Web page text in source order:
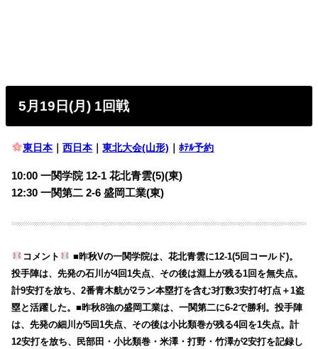
5月19日(月) 1回戦
東日本｜西日本｜東北大会(山形) ｜ﾎﾃﾙ予約
10:00 一関学院 12-1 花北青雲(5)(東)
12:30 一関第二 2-6 盛岡工業(東)
コメント
■昨秋Vの一関学院は、花北青雲に12-1(5回コールド)。
投手陣は、先発の石川が4回1失点、その後は淵上が残る1回を無失点。
計9安打を放ち、2番青木航が2ラン本塁打を含む3打数3安打4打点＋1盗
塁と活躍した。■昨秋8強の盛岡工業は、一関第二に6-2で勝利。投手陣
は、先発の細川が5回1失点、その後は小比類巻が残る4回を1失点。計
12安打を放ち、民部田・小比類巻・米澤・打野・竹澤が2安打を記録し